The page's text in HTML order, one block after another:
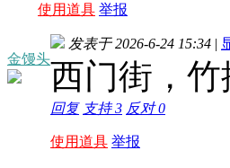
使用道具 举报
金馒头
发表于 2026-6-24 15:34 |
西门街，
回复 支持3 反对0
使用道具 举报